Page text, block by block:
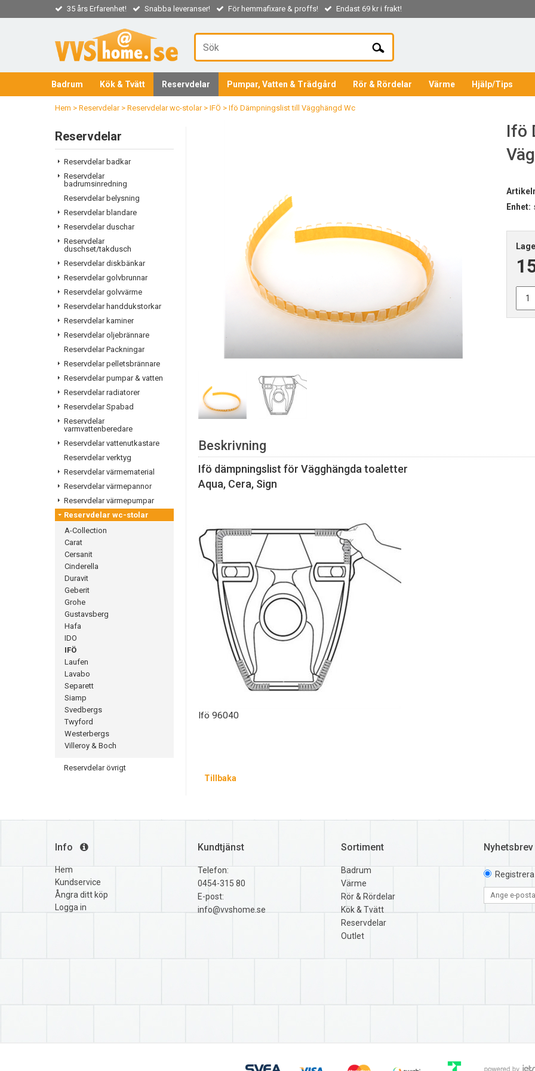
35 års Erfarenhet! Snabba leveranser! För hemmafixare & proffs! Endast 69 kr i frakt!
Badrum Kök & Tvätt Reservdelar Pumpar, Vatten & Trädgård Rör & Rördelar Värme Hjälp/Tips
Hem > Reservdelar> Reservdelar wc-stolar> IFÖ > Ifö Dämpningslist till Vägghängd Wc
Reservdelar
Reservdelar badkar
Reservdelar
badrumsinredning
Reservdelar belysning
Reservdelar blandare
Reservdelar duschar
Reservdelar
duschset/takdusch
Reservdelar diskbänkar
Reservdelar golvbrunnar
Reservdelar golvvärme
Reservdelar handdukstorkar
Reservdelar kaminer
Reservdelar oljebrännare
Reservdelar Packningar
Reservdelar pelletsbrännare
Reservdelar pumpar & vatten
Reservdelar radiatorer
Reservdelar Spabad
Reservdelar
varmvattenberedare
Reservdelar vattenutkastare
Reservdelar verktyg
Reservdelar värmematerial
Reservdelar värmepannor
Reservdelar värmepumpar
Reservdelar wc-stolar
A-Collection
Carat
Cersanit
Cinderella
Duravit
Geberit
Grohe
Gustavsberg
Hafa
IDO
IFÖ
Laufen
Lavabo
Separett
Siamp
Svedbergs
Twyford
Westerbergs
Villeroy & Boch
Reservdelar övrigt
Ifö
Enhet:
Beskrivning
Ifö dämpningslist för Vägghängda toaletter
Aqua, Cera, Sign
Ifö 96040
Tillbaka
Info
Hem
Kundservice
Ångra ditt köp
Logga in
Kundtjänst
Telefon:
0454-315 80
E-post:
info@vvshome.se
Sortiment
Badrum
Värme
Rör & Rördelar
Kök & Tvätt
Reservdelar
Outlet
Nyhetsbrev
Registrera